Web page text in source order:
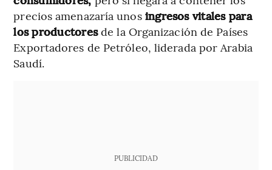
precios amenazaría unos ingresos vitales para
los productoresde la Organización de Países
Exportadores de Petróleo, liderada por Arabia
Saudí.
PUBLICIDAD